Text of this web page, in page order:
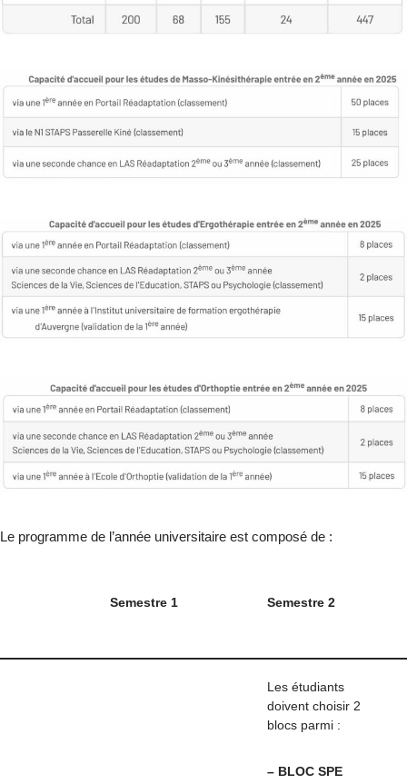
Le programme de l’année universitaire est composé de :
Semestre 1 Semestre 2
Les étudiants
doivent choisir 2
blocs parmi :
– BLOC SPE